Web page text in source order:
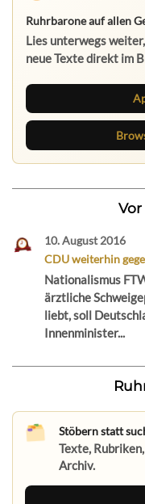
Ruhrbarone auf allen
Lies unterwegs
neue Texte direkt im
10. August 2016
CDU weiterhin
Nationalismus
ärztliche
liebt, soll
Innenminister...
Stöbern statt
Texte,
Archiv.